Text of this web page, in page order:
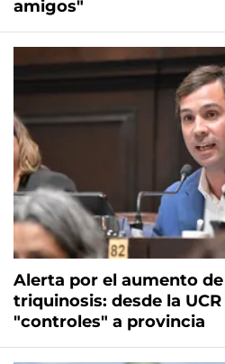
amigos"
Alerta por el aumento
triquinosis: desde la
"controles" a provincia